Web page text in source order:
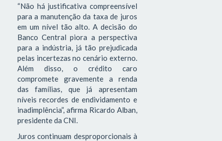
“Não há justificativa compreensível
para a manutenção da taxa de juros
em um nível tão alto. A decisão do
Banco Central piora a perspectiva
para a indústria, já tão prejudicada
pelas incertezas no cenário externo.
Além disso, o crédito caro
compromete gravemente a renda
das famílias, que já apresentam
níveis recordes de endividamento e
inadimplência”, afirma Ricardo Alban,
presidente da CNI.
Juros continuam desproporcionais à